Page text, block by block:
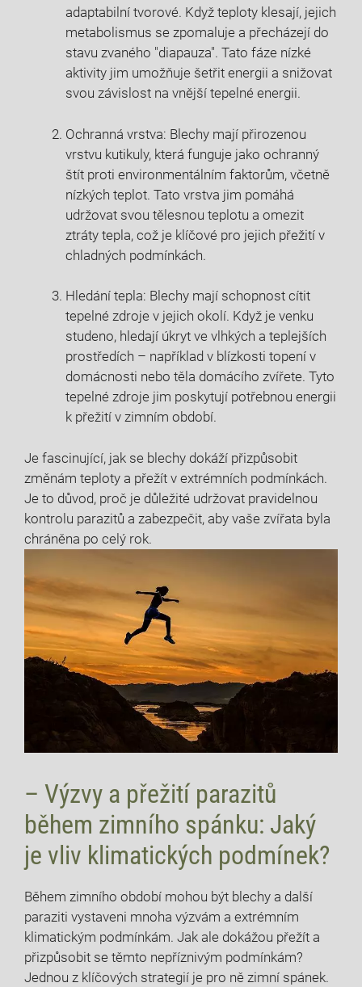
adaptabilní tvorové. Když teploty klesají, jejich
metabolismus se zpomaluje a přecházejí do
stavu zvaného "diapauza". Tato fáze nízké
aktivity jim umožňuje šetřit energii a snižovat
svou závislost na vnější tepelné energii.
Ochranná vrstva: Blechy mají přirozenou
vrstvu kutikuly, která funguje jako ochranný
štít proti environmentálním faktorům, včetně
nízkých teplot. Tato vrstva jim pomáhá
udržovat svou tělesnou teplotu a omezit
ztráty tepla, což je klíčové pro jejich přežití v
chladných podmínkách.
Hledání tepla: Blechy mají schopnost cítit
tepelné zdroje v jejich okolí. Když je venku
studeno, hledají úkryt ve vlhkých a teplejších
prostředích – například v blízkosti topení v
domácnosti nebo těla domácího zvířete. Tyto
tepelné zdroje jim poskytují potřebnou energii
k přežití v zimním období.
Je fascinující, jak se blechy dokáží přizpůsobit
změnám teploty a přežít v extrémních podmínkách.
Je to důvod, proč je důležité udržovat pravidelnou
kontrolu parazitů a zabezpečit, aby vaše zvířata byla
chráněna po celý rok.
– Výzvy a přežití parazitů
během zimního spánku: Jaký
je vliv klimatických podmínek?
Během zimního období mohou být blechy a další
paraziti vystaveni mnoha výzvám a extrémním
klimatickým podmínkám. Jak ale dokážou přežít a
přizpůsobit se těmto nepříznivým podmínkám?
Jednou z klíčových strategií je pro ně zimní spánek.